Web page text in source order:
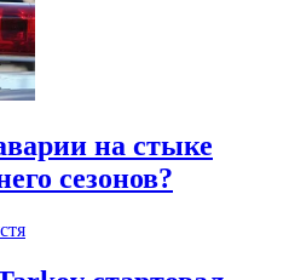
на стыке
сезонов?